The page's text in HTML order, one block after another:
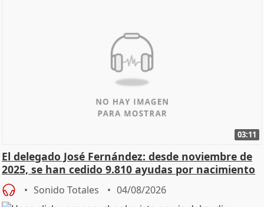
03:11
El delegado José Fernández: desde noviembre de
2025, se han cedido 9.810 ayudas por nacimiento
Sonido Totales 04/08/2026